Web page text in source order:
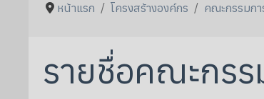
หน้าแรก โครงสร้างองค์กร คณะกรรมก
รายชื่อคณะกรร